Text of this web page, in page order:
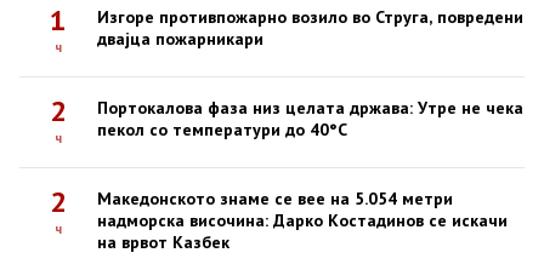
1
ч
Изгоре противпожарно возило во Струга, повредени
двајца пожарникари
2
ч
Портокалова фаза низ целата држава: Утре не чека
пекол со температури до 40°C
2
ч
Македонското знаме се вее на 5.054 метри
надморска височина: Дарко Костадинов се искачи
на врвот Казбек